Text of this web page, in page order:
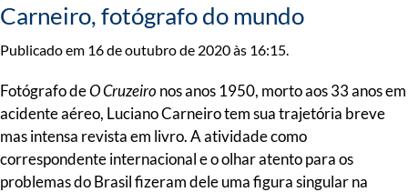
Carneiro, fotógrafo do mundo
Publicado em 16 de outubro de 2020 às 16:15.
Fotógrafo deO Cruzeiro nos anos 1950, morto aos 33 anos em
acidente aéreo, Luciano Carneiro tem sua trajetória breve
mas intensa revista em livro. A atividade como
correspondente internacional e o olhar atento para os
problemas do Brasil fizeram dele uma figura singular na